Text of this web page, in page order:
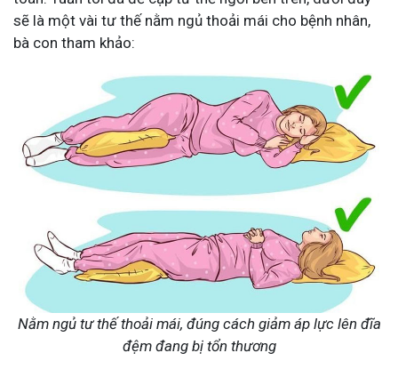
sẽ là một vài tư thế nằm ngủ thoải mái cho bệnh nhân,
bà con tham khảo:
Nằm ngủ tư thế thoải mái, đúng cách giảm áp lực lên đĩa
đệm đang bị tổn thương